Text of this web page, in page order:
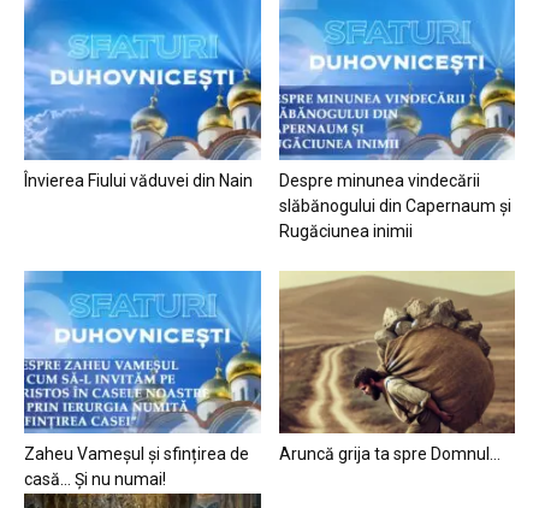
Învierea Fiului văduvei din Nain
Despre minunea vindecării
slăbănogului din Capernaum și
Rugăciunea inimii
Zaheu Vameșul și sfințirea de
casă… Și nu numai!
Aruncă grija ta spre Domnul…